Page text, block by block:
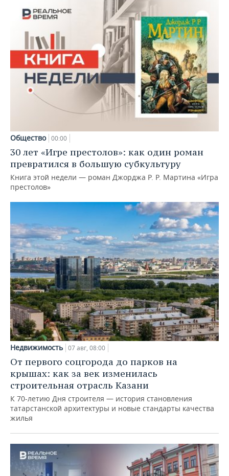
Общество 00:00
30 лет «Игре престолов»: как один роман
превратился в большую субкультуру
Книга этой недели — роман Джорджа Р. Р. Мартина «Игра
престолов»
Недвижимость 07 авг, 08:00
От первого соцгорода до парков на
крышах: как за век изменилась
строительная отрасль Казани
К 70-летию Дня строителя — история становления
татарстанской архитектуры и новые стандарты качества
жилья